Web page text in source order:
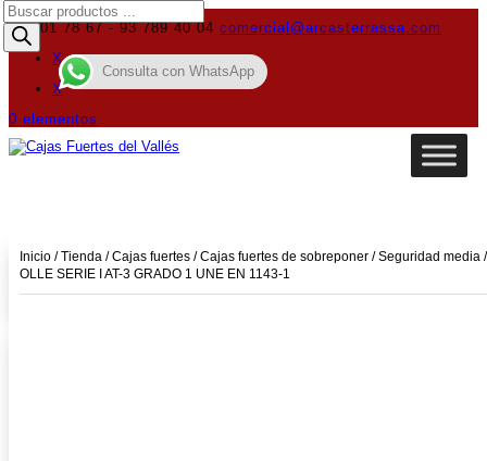
619 01 78 67 - 93 789 40 04 comercial@arcasterrassa.com
X
X
0 elementos
Búsqueda
de
productos
Inicio /Tienda /Cajas fuertes /Cajas fuertes de sobreponer /Seguridad media /
OLLE SERIE I AT-3 GRADO 1 UNE EN 1143-1
Consulta con WhatsApp